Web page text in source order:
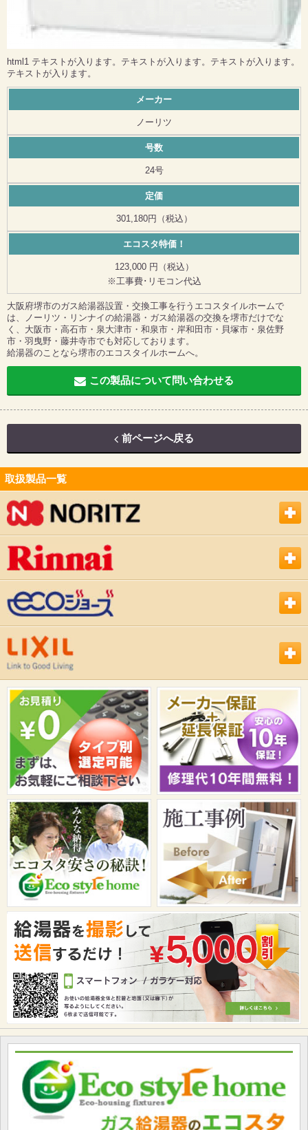
html1 テキストが入ります。テキストが入ります。テキストが入ります。
テキストが入ります。
メーカー
ノーリツ
号数
24号
定価
301,180円（税込）
エコスタ特価！
123,000 円（税込）
※工事費･リモコン代込
大阪府堺市のガス給湯器設置・交換工事を行うエコスタイルホームで
は、ノーリツ・リンナイの給湯器・ガス給湯器の交換を堺市だけでな
く、大阪市・高石市・泉大津市・和泉市・岸和田市・貝塚市・泉佐野
市・羽曳野・藤井寺市でも対応しております。
給湯器のことなら堺市のエコスタイルホームへ。
この製品について問い合わせる
前ページへ戻る
取扱製品一覧